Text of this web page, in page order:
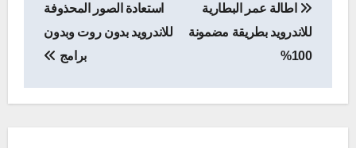
المقالات
اطالة عمر البطارية
للاندرويد بطريقة مضمونة
100%
استعادة الصور المحذوفة
للاندرويد بدون روت وبدون
برامج